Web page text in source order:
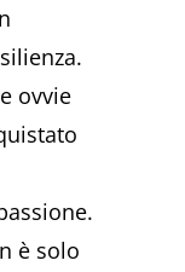
ovvie
è solo